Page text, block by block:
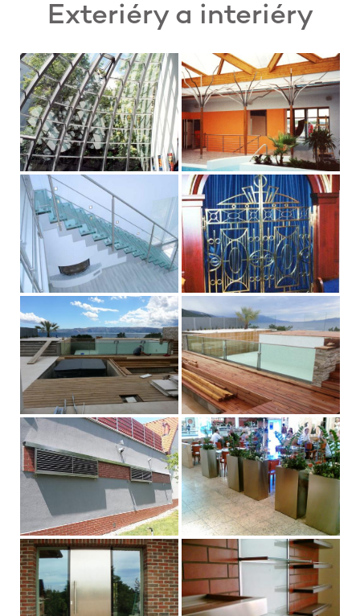
Exteriéry a interiéry